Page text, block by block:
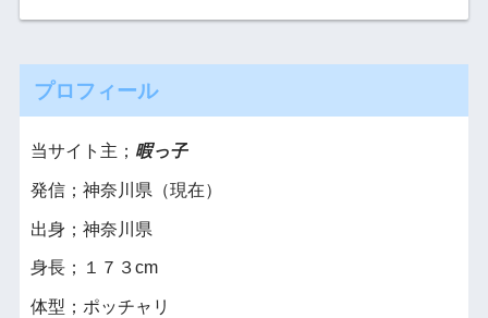
プロフィール
当サイト主； 暇っ子
発信；神奈川県（現在）
出身；神奈川県
身長；１７３cm
体型；ポッチャリ